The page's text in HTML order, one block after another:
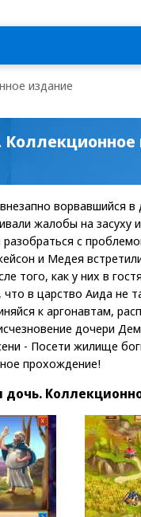
издание
ворвавшийся
жалобы на
с
и Медея
того, как у них в
в царство Аида не
к аргонавтам,
дочери
- Посети жилище
прохождение!